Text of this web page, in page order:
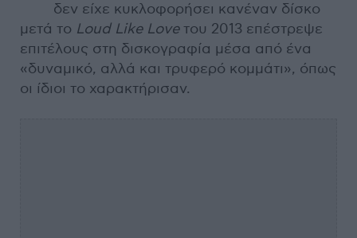
δεν είχε κυκλοφορήσει κανέναν δίσκο
μετά το Loud Like Loveτου 2013 επέστρεψε
επιτέλους στη δισκογραφία μέσα από ένα
«δυναμικό, αλλά και τρυφερό κομμάτι», όπως
οι ίδιοι το χαρακτήρισαν.